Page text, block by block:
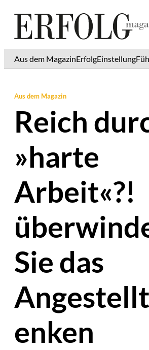
Aus dem MagazinErfolgEinstellung
Aus dem Magazin
Reich
»harte
Arbeit«?!
Sie das
enken